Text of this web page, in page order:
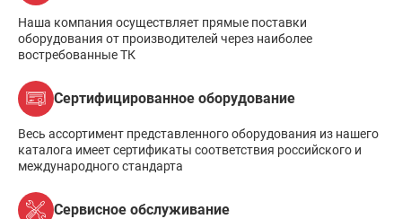
Наша компания осуществляет прямые поставки
оборудования от производителей через наиболее
востребованные ТК
Сертифицированное оборудование
Весь ассортимент представленного оборудования из нашего
каталога имеет сертификаты соответствия российского и
международного стандарта
Сервисное обслуживание